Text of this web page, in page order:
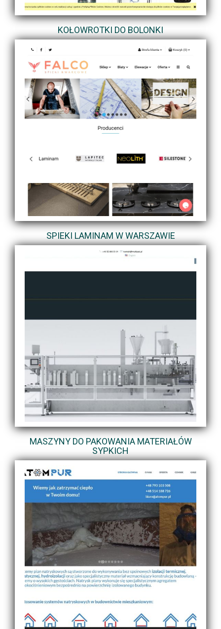
KOŁOWROTKI DO BOLONKI
SPIEKI LAMINAM W WARSZAWIE
MASZYNY DO PAKOWANIA MATERIAŁÓW
SYPKICH